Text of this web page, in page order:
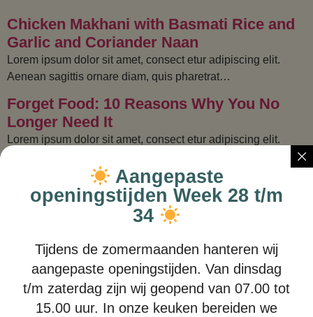
Chicken Makhani with Basmati Rice and
Garlic and Coriander Naan
Lorem ipsum dolor sit amet, consect etur adipiscing elit.
Aenean sagittis ornare diam, quis pharetrat…
Forget Food: 10 Reasons Why You No
Longer Need It
Lorem ipsum dolor sit amet, consect etur adipiscing elit.
Birthday Cake with Cream and Fruit
Lorem ipsum dolor sit amet, consect etur adipiscing elit.
Aenean sagittis ornare diam, quis pharetrat
Aubergine and Chickpea Salad
Lorem ipsum dolor sit amet, consect etur adipiscing elit.
Aenean sagittis ornare diam, quis pharetrat
10 Breakfast Booster Bar
Aangepaste
openingstijden Week 28 t/m
34
Tijdens de zomermaanden hanteren wij
aangepaste openingstijden. Van dinsdag
t/m zaterdag zijn wij geopend van 07.00 tot
15.00 uur. In onze keuken bereiden we